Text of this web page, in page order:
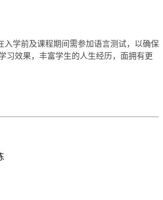
学前及课程期间需参加语言测试，以确保
习效果，丰富学生的人生经历，面拥有更